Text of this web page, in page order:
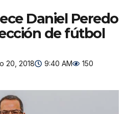
Daniel Peredo
de fútbol
20, 2018 9:40 AM 150